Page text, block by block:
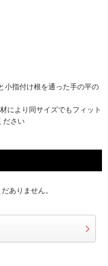
小指付け根を通った手の平の
により同サイズでもフィット
ださい
ありません。